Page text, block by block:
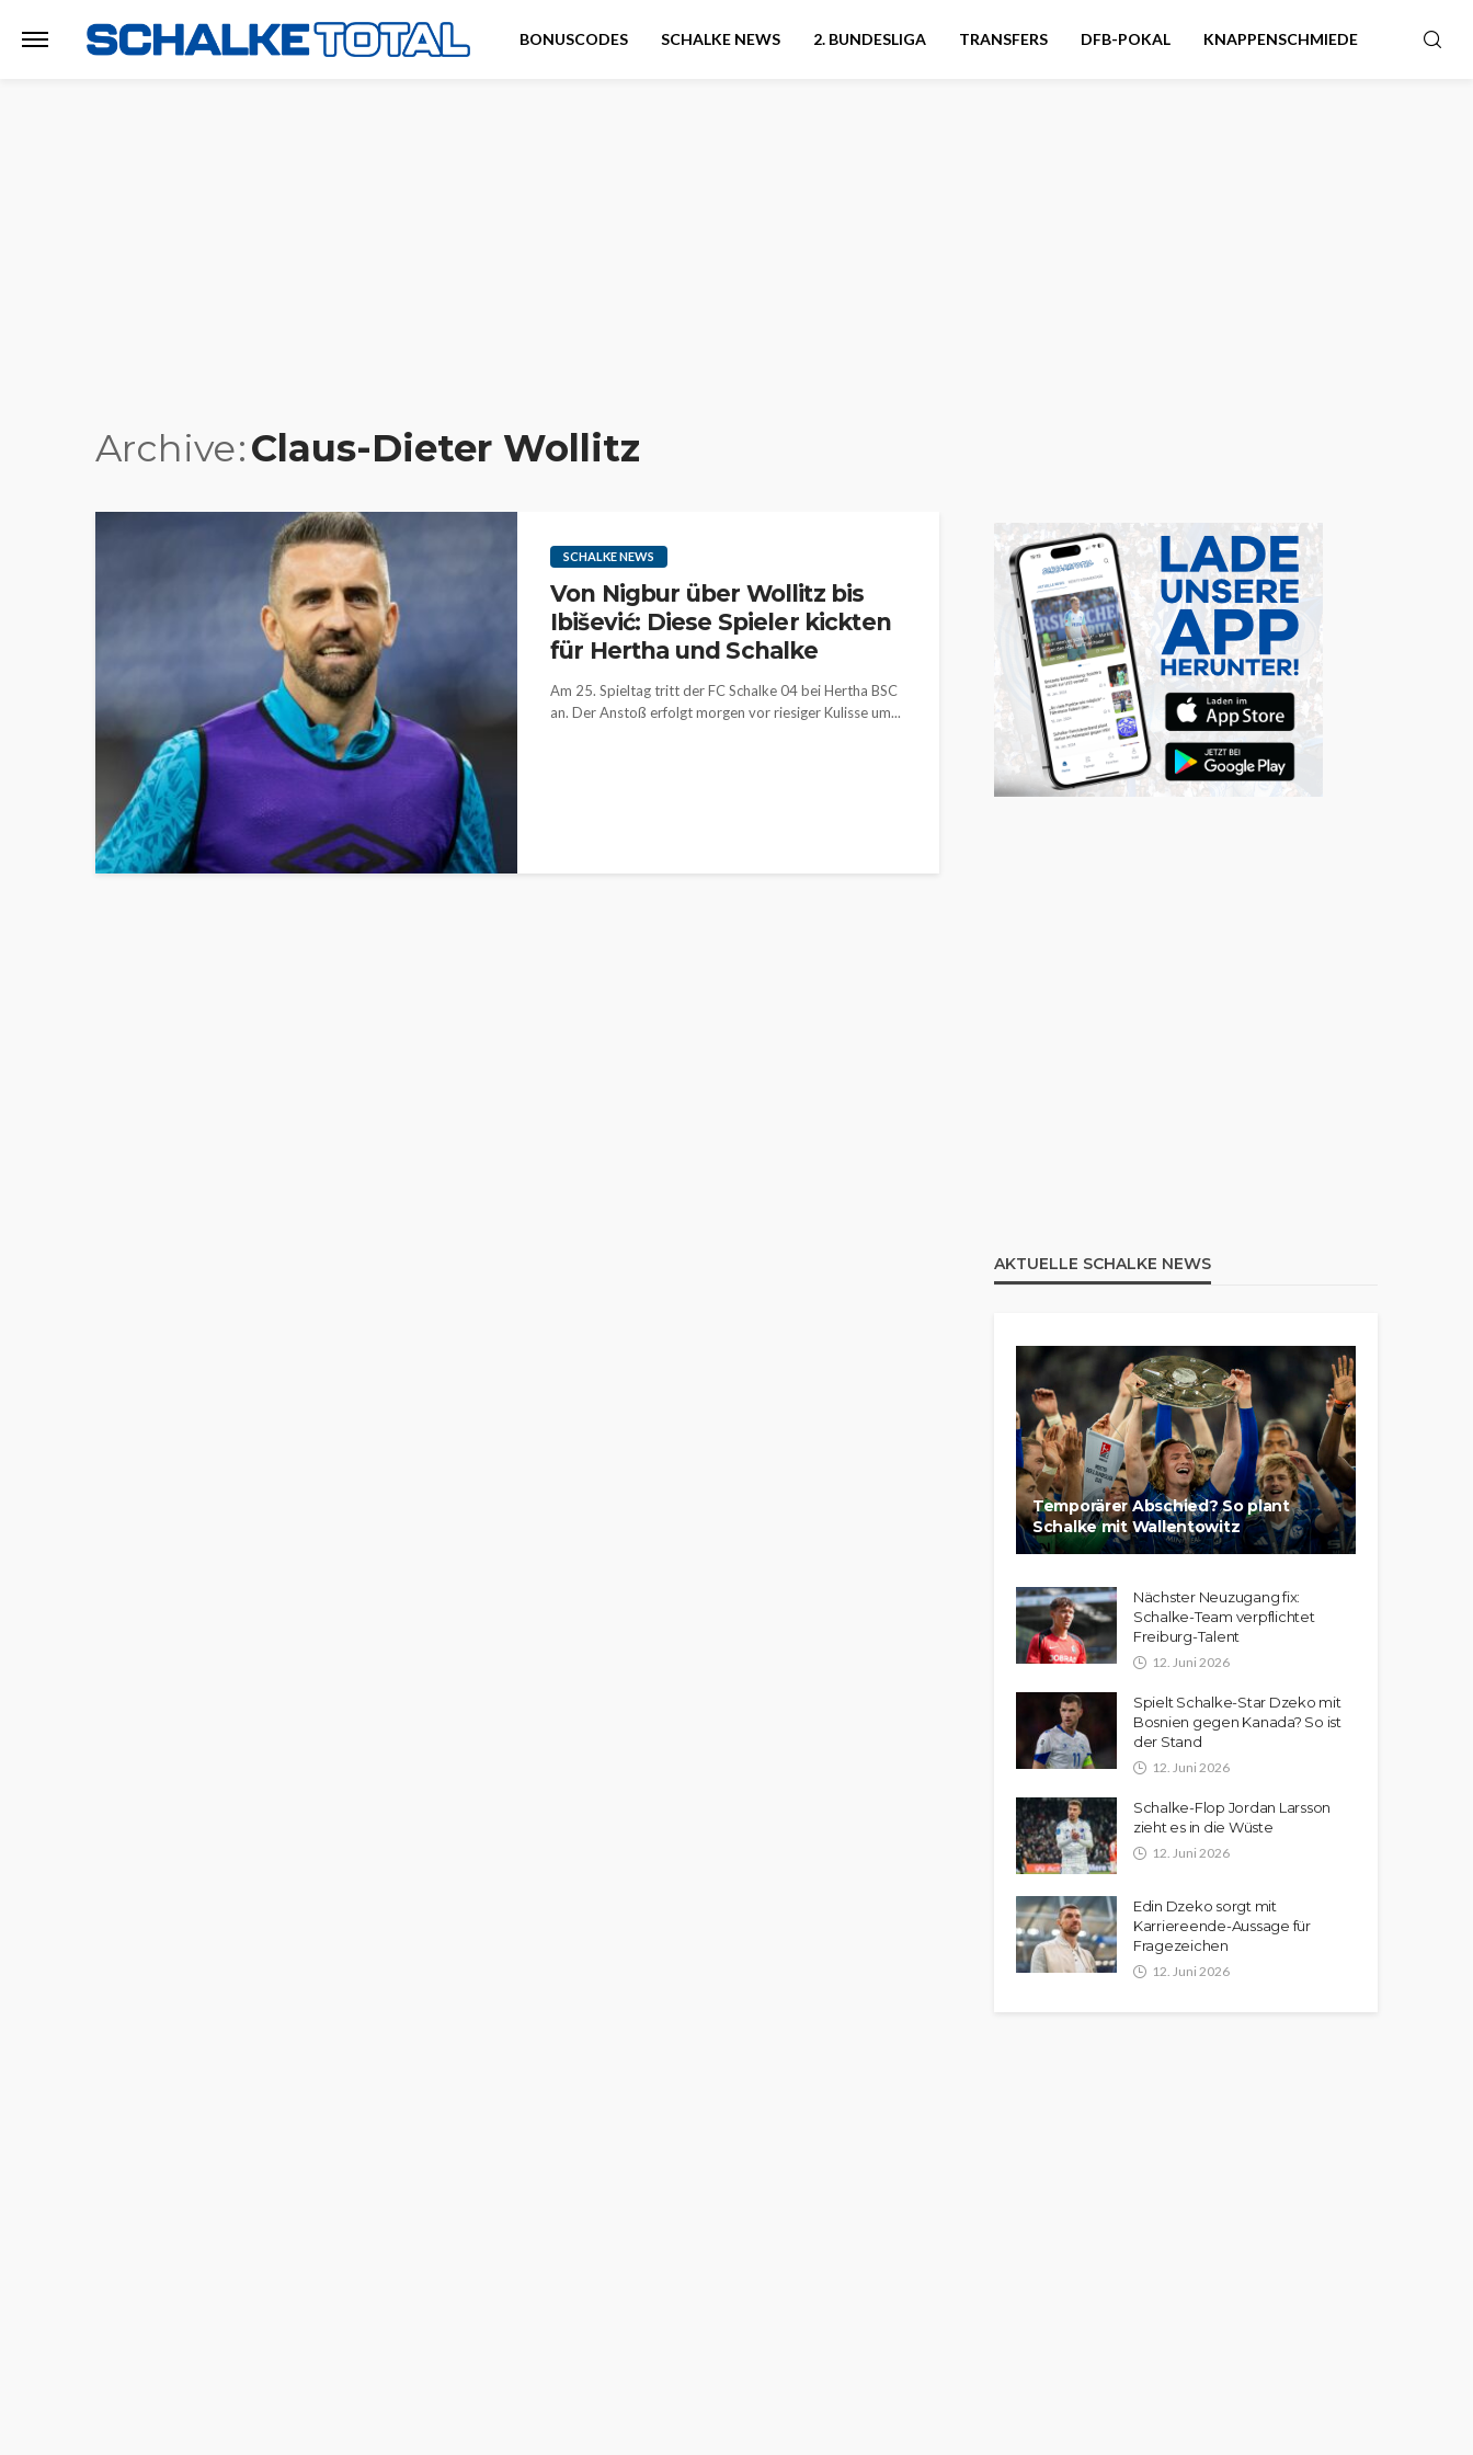
BONUSCODES SCHALKE NEWS 2. BUNDESLIGA TRANSFERS DFB-POKAL KNAPPENSCHMIEDE
Archive Claus-Dieter Wollitz
SCHALKE NEWS
Von Nigbur über Wollitz bis
Ibišević: Diese Spieler kickten
für Hertha und Schalke
Am 25. Spieltag tritt der FC Schalke 04 bei Hertha BSC
an. Der Anstoß erfolgt morgen vor riesiger Kulisse um...
AKTUELLE SCHALKE NEWS
Temporärer Abschied? So plant
Schalke mit Wallentowitz
Nächster Neuzugang fix:
Schalke-Team verpflichtet
Freiburg-Talent
12. Juni 2026
Spielt Schalke-Star Dzeko mit
Bosnien gegen Kanada? So ist
der Stand
12. Juni 2026
Schalke-Flop Jordan Larsson
zieht es in die Wüste
12. Juni 2026
Edin Dzeko sorgt mit
Karriereende-Aussage für
Fragezeichen
12. Juni 2026